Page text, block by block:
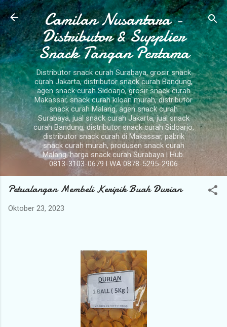
Langsung ke konten utama
Camilan Nusantara -
Distributor & Supplier
Snack Tangan Pertama
Distributor snack curah Surabaya, grosir snack
curah Jakarta, distributor snack curah Bandung,
agen snack curah Sidoarjo, grosir snack curah
Makassar, snack curah kiloan murah, distributor
snack curah Malang, agen snack curah
Surabaya, jual snack curah Jakarta, jual snack
curah Bandung, distributor snack curah Sidoarjo,
distributor snack curah di Makassar, pabrik
snack curah murah, produsen snack curah
Malang, harga snack curah Surabaya l Hub.
0813-3103-0679 l WA 0878-5295-2906
Petualangan Membeli Keripik Buah Durian
Oktober 23, 2023